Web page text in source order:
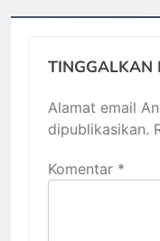
TINGGALKAN
Alamat email
dipublikasikan.
Komentar *